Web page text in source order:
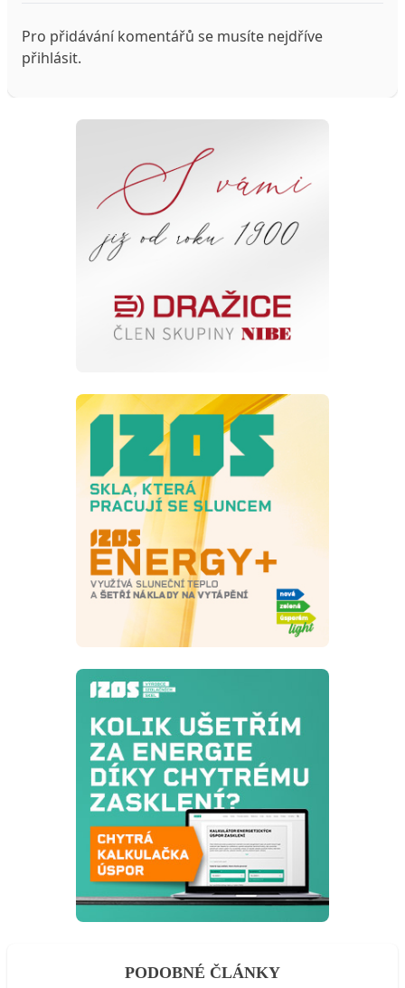
Pro přidávání komentářů se musíte nejdříve
přihlásit.
PODOBNÉ ČLÁNKY